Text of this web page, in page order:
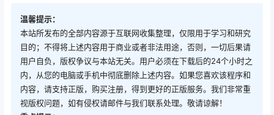
温馨提示：
本站所发布的全部内容源于互联网收集整理，仅限用于学习和研究
目的；不得将上述内容用于商业或者非法用途，否则，一切后果请
用户自负，版权争议与本站无关。用户必须在下载后的24个小时之
内，从您的电脑或手机中彻底删除上述内容。如果您喜欢该程序和
内容，请支持正版，购买注册，得到更好的正版服务。我们非常重
视版权问题，如有侵权请邮件与我们联系处理。敬请谅解！